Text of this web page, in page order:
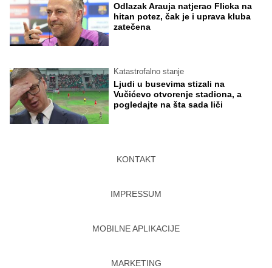
Odlazak Arauja natjerao Flicka na
hitan potez, čak je i uprava kluba
zatečena
Katastrofalno stanje
Ljudi u busevima stizali na
Vučićevo otvorenje stadiona, a
pogledajte na šta sada liči
KONTAKT
IMPRESSUM
MOBILNE APLIKACIJE
MARKETING